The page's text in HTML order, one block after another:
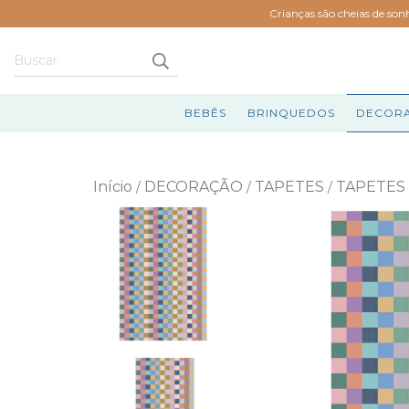
Crianças são cheias de
BEBÊS BRINQUEDOS
Início / DECORAÇÃO / TAPETES /